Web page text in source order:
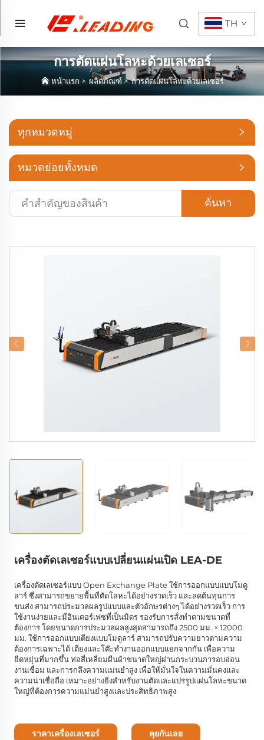
TH
การตัดแผ่นโลหะด้วยเลเซอร์
หน้าแรก > ผลิตภัณฑ์ >การตัดแผ่นโลหะด้วยเลเซอร์
ทุกหมวดหมู่
หมวดย่อยทั้งหมด
ค้นหา
เครื่องตัดเลเซอร์แบบเปลี่ยนแผ่นเปิด LEA-DE
เครื่องตัดเลเซอร์แบบ Open Exchange Plate ใช้การออกแบบแบบโมดู
ลาร์ ซึ่งสามารถขยายพื้นที่ตัดโลหะได้อย่างรวดเร็ว และลดต้นทุนการ
ขนส่ง สามารถประมวลผลรูปแบบและตัวอักษรต่างๆ ได้อย่างรวดเร็ว การ
ใช้งานง่ายและมีอินเตอร์เฟซที่เป็นมิตร รองรับการสั่งทำตามขนาดที่
ต้องการ โดยขนาดการประมวลผลสูงสุดสามารถถึง 2500 มม. × 12000
มม. ใช้การออกแบบเตียงแบบโมดูลาร์ สามารถปรับความยาวตามความ
ต้องการเฉพาะได้ เตียงและโต๊ะทำงานออกแบบแยกจากกัน เพื่อความ
ยืดหยุ่นที่มากขึ้น ท่อสี่เหลี่ยมผืนผ้าขนาดใหญ่ผ่านกระบวนการอบอ่อน
งานเชื่อม และการกลึงความแม่นยำสูง เพื่อให้มั่นใจในความมั่นคงและ
ความน่าเชื่อถือ เหมาะอย่างยิ่งสำหรับงานตัดและแปรรูปแผ่นโลหะขนาด
ใหญ่ที่ต้องการความแม่นยำสูงและประสิทธิภาพสูง
ราคาเครื่องเลเซอร์ คุยกันเลย